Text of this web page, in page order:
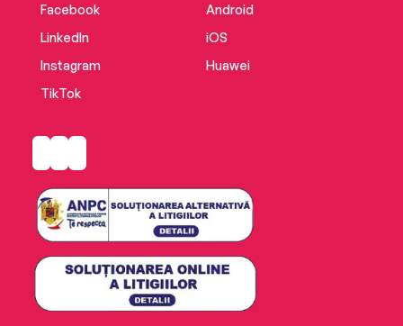
Facebook
LinkedIn
Instagram
TikTok
Android
iOS
Huawei